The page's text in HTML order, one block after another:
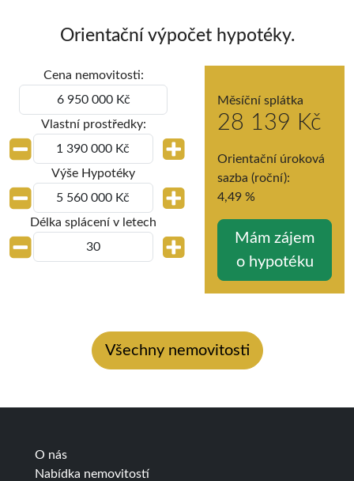
Orientační výpočet hypotéky.
Cena nemovitosti:
Vlastní prostředky:
Výše Hypotéky
Délka splácení v letech
Měsíční splátka
28 139 Kč
Orientační úroková
sazba (roční):
4,49 %
Všechny nemovitosti
O nás
Nabídka nemovitostí